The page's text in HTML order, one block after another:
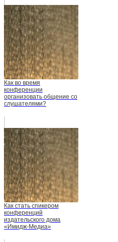
Как во время
конференции
организовать общение со
слушателями?
Как стать спикером
конференций
издательского дома
«Имидж-Медиа»